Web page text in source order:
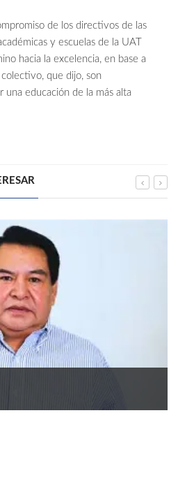
de los directivos de las
y escuelas de la UAT
hacia la excelencia, en base a
que dijo, son
una educación de la más alta